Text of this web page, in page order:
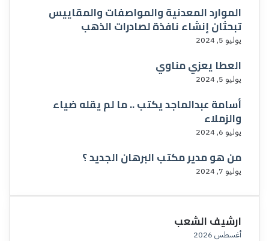
الموارد المعدنية والمواصفات والمقاييس
تبحثان إنشاء نافذة لصادرات الذهب
يوليو 5, 2024
العطا يعزي مناوي
يوليو 5, 2024
أسامة عبدالماجد يكتب .. ما لم يقله ضياء
والزملاء
يوليو 6, 2024
من هو مدير مكتب البرهان الجديد ؟
يوليو 7, 2024
ارشيف الشعب
أغسطس 2026